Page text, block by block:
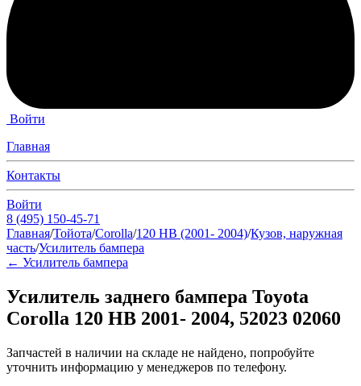
Войти
Главная
Контакты
Войти
8 (495) 150-45-71
Главная/Тойота/Corolla/120 HB (2001- 2004)/Кузов, наружная
часть/Усилитель бампера
← Усилитель бампера
Усилитель заднего бампера Toyota
Corolla 120 HB 2001- 2004, 52023 02060
Запчастей в наличии на складе не найдено, попробуйте
уточнить информацию у менеджеров по телефону.